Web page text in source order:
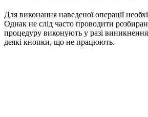
Для виконання наведеної операції
Однак не слід часто проводити
процедуру виконують у разі
деякі кнопки, що не працюють.